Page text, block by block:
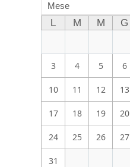
Mese
L M M G
3 4 5 6
10 11 12 13
17 18 19 20
24 25 26 27
31